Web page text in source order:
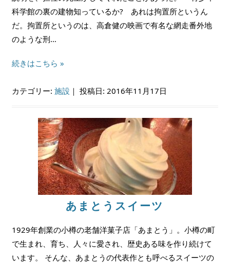
科学館の裏の建物知っているか? あれは拘置所というん
だ。拘置所というのは、高倉健の映画で有名な網走番外地
のような刑…
続きはこちら »
カテゴリー:施設 ｜投稿日: 2016年11月17日
あまとうスイーツ
1929年創業の小樽の老舗洋菓子店「あまとう」。小樽の町
で生まれ、育ち、人々に愛され、歴史ある味を作り続けて
います。 そんな、あまとうの代表作とも呼べるスイーツの